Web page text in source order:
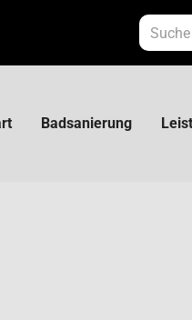
Badsanierung